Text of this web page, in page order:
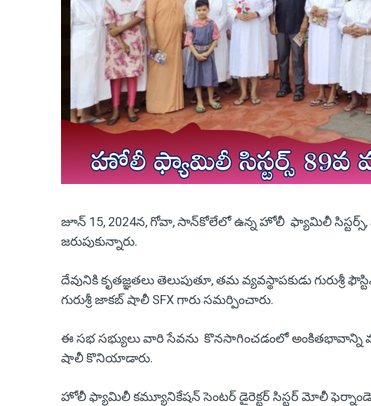
జూన్ 15, 2024న, గోవా, సాన్‌కోలేలో ఉన్న హోలీ ఫ్యామిలీ సిస్టర్స్,
జరుపుకున్నారు.
దేవునికి కృతజ్ఞతలు తెలుపుతూ, తమ వ్యవస్థాపకుడు గురుశ్రీ
గురుశ్రీ జాకబ్ షాలీ SFX గారు సమర్పించారు.
ఈ సభ సభ్యులు వారి సేవను కొనసాగించడంలో అంకితభావాన్ని
షాలీ కొనియాడారు.
హోలీ ఫ్యామిలీ కమ్యూనికేషన్ సెంటర్ డైరెక్టర్ సిస్టర్ మోలీ